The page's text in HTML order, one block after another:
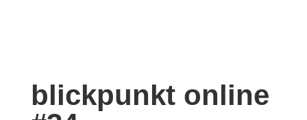
blickpunkt online